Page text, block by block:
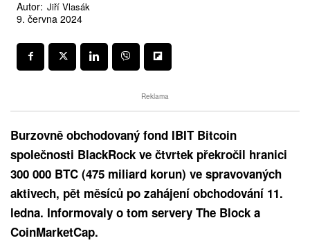
Autor: Jiří Vlasák
9. června 2024
Reklama
Burzovně obchodovaný fond IBIT Bitcoin
společnosti BlackRock ve čtvrtek překročil hranici
300 000 BTC (475 miliard korun) ve spravovaných
aktivech, pět měsíců po zahájení obchodování 11.
ledna. Informovaly o tom servery The Block a
CoinMarketCap.